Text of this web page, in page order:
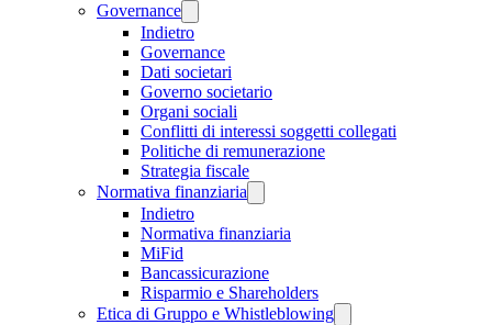
Governance
Indietro
Governance
Dati societari
Governo societario
Organi sociali
Conflitti di interessi soggetti collegati
Politiche di remunerazione
Strategia fiscale
Normativa finanziaria
Indietro
Normativa finanziaria
MiFid
Bancassicurazione
Risparmio e Shareholders
Etica di Gruppo e Whistleblowing